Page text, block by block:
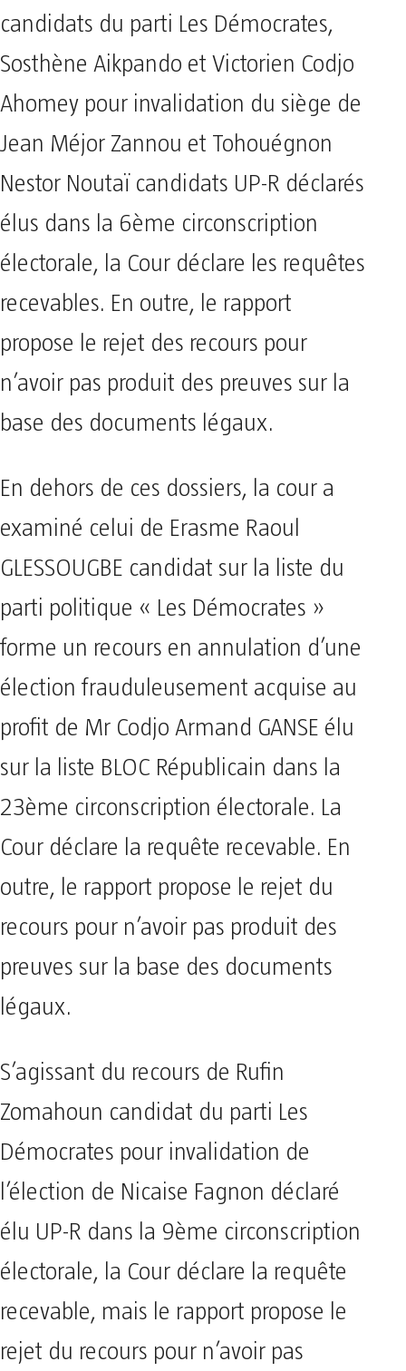
candidats du parti Les Démocrates,
Sosthène Aikpando et Victorien Codjo
Ahomey pour invalidation du siège de
Jean Méjor Zannou et Tohouégnon
Nestor Noutaï candidats UP-R déclarés
élus dans la 6ème circonscription
électorale, la Cour déclare les requêtes
recevables. En outre, le rapport
propose le rejet des recours pour
n’avoir pas produit des preuves sur la
base des documents légaux.
En dehors de ces dossiers, la cour a
examiné celui de Erasme Raoul
GLESSOUGBE candidat sur la liste du
parti politique « Les Démocrates »
forme un recours en annulation d’une
élection frauduleusement acquise au
profit de Mr Codjo Armand GANSE élu
sur la liste BLOC Républicain dans la
23ème circonscription électorale. La
Cour déclare la requête recevable. En
outre, le rapport propose le rejet du
recours pour n’avoir pas produit des
preuves sur la base des documents
légaux.
S’agissant du recours de Rufin
Zomahoun candidat du parti Les
Démocrates pour invalidation de
l’élection de Nicaise Fagnon déclaré
élu UP-R dans la 9ème circonscription
électorale, la Cour déclare la requête
recevable, mais le rapport propose le
rejet du recours pour n’avoir pas